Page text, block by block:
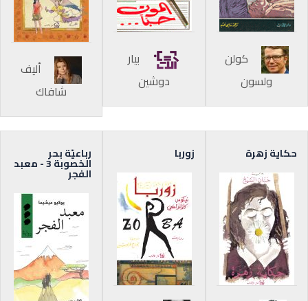
كولن
ولسون
بيار
دوشين
أليف
شافاك
حكاية زهرة زوربا رباعيّة بحر
الخصوبة 3 - معبد
الفجر